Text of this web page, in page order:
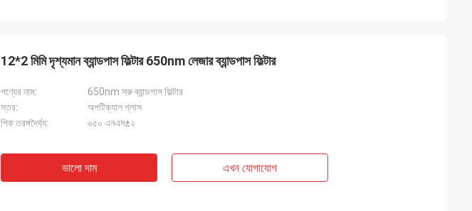
12*2 মিমি দৃশ্যমান ব্যান্ডপাস ফিল্টার 650nm লেজার ব্যান্ডপাস ফিল্টার
পণ্যের নাম:
650nm সরু ব্যান্ডপাস ফিল্টার
স্তর:
অপটিক্যাল গ্লাস
পিক তরঙ্গদৈর্ঘ্য:
৬৫০ এনএম±২
ভালো দাম এখন যোগাযোগ